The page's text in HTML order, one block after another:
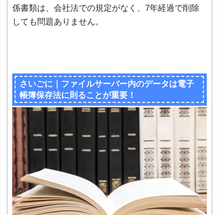
係書類は、会社法での規定がなく、7年経過で削除
しても問題ありません。
さいごに｜ファイルサーバー内のデータは電子
帳簿保存法に則ることが重要！